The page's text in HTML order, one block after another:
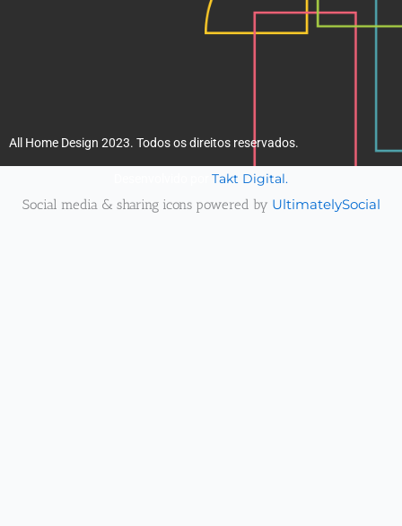
All Home Design 2023. Todos os direitos reservados.
Takt Digital.
Social media & sharing icons powered by UltimatelySocial